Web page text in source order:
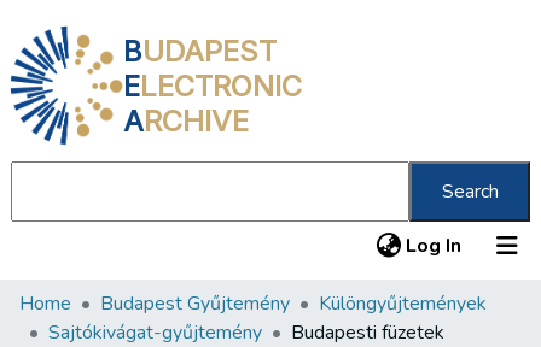
BUDAPEST
ELECTRONIC
ARCHIVE
Search
Log In (current)
Communities & Collections
Home Budapest Gyűjtemény
Különgyűjtemények
Sajtókivágat-gyűjtemény
Budapesti füzetek